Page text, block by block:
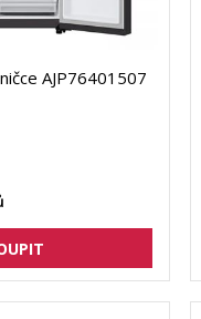
AJP76401507